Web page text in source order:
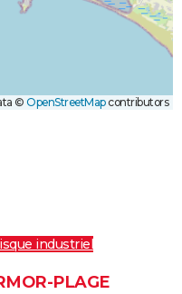
© OpenStreetMapcontributors
industriel
PLAGE